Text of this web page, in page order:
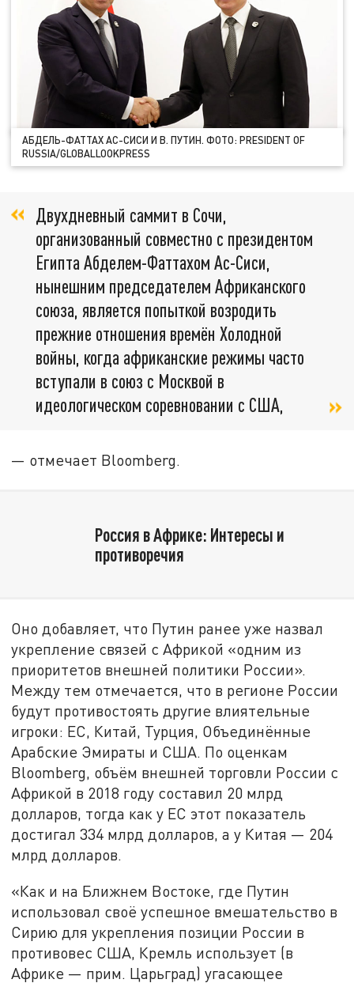
АБДЕЛЬ-ФАТТАХ АС-СИСИ И В. ПУТИН. ФОТО: PRESIDENT OF
RUSSIA/GLOBALLOOKPRESS
Двухдневный саммит в Сочи,
организованный совместно с президентом
Египта Абделем-Фаттахом Ас-Сиси,
нынешним председателем Африканского
союза, является попыткой возродить
прежние отношения времён Холодной
войны, когда африканские режимы часто
вступали в союз с Москвой в
идеологическом соревновании с США,
— отмечает Bloomberg.
Россия в Африке: Интересы и
противоречия
Оно добавляет, что Путин ранее уже назвал
укрепление связей с Африкой «одним из
приоритетов внешней политики России».
Между тем отмечается, что в регионе России
будут противостоять другие влиятельные
игроки: ЕС, Китай, Турция, Объединённые
Арабские Эмираты и США. По оценкам
Bloomberg, объём внешней торговли России с
Африкой в 2018 году составил 20 млрд
долларов, тогда как у ЕС этот показатель
достигал 334 млрд долларов, а у Китая — 204
млрд долларов.
«Как и на Ближнем Востоке, где Путин
использовал своё успешное вмешательство в
Сирию для укрепления позиции России в
противовес США, Кремль использует (в
Африке — прим. Царьград) угасающее